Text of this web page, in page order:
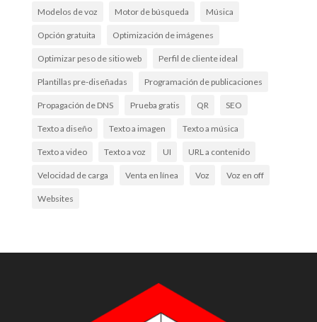
Modelos de voz Motor de búsqueda Música
Opción gratuita Optimización de imágenes
Optimizar peso de sitio web Perfil de cliente ideal
Plantillas pre-diseñadas Programación de publicaciones
Propagación de DNS Prueba gratis QR SEO
Texto a diseño Texto a imagen Texto a música
Texto a video Texto a voz UI URL a contenido
Velocidad de carga Venta en línea Voz Voz en off
Websites